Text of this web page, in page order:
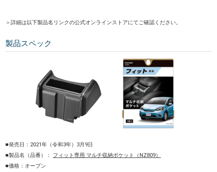
＞詳細は以下製品名リンクの公式オンラインストアにてご確認ください。
製品スペック
■発売日：2021年（令和3年）3月9日
■製品名（品番）： フィット専用 マルチ収納ポケット（NZ809）
■価格：オープン